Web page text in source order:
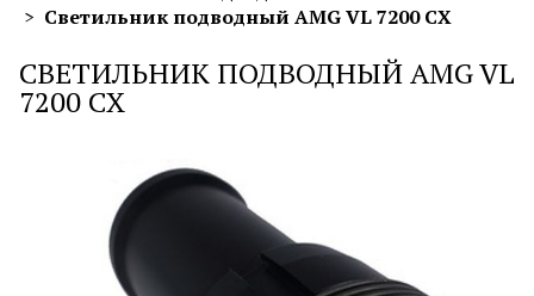
Светильник подводный AMG VL 7200 CX
СВЕТИЛЬНИК ПОДВОДНЫЙ AMG VL
7200 CX